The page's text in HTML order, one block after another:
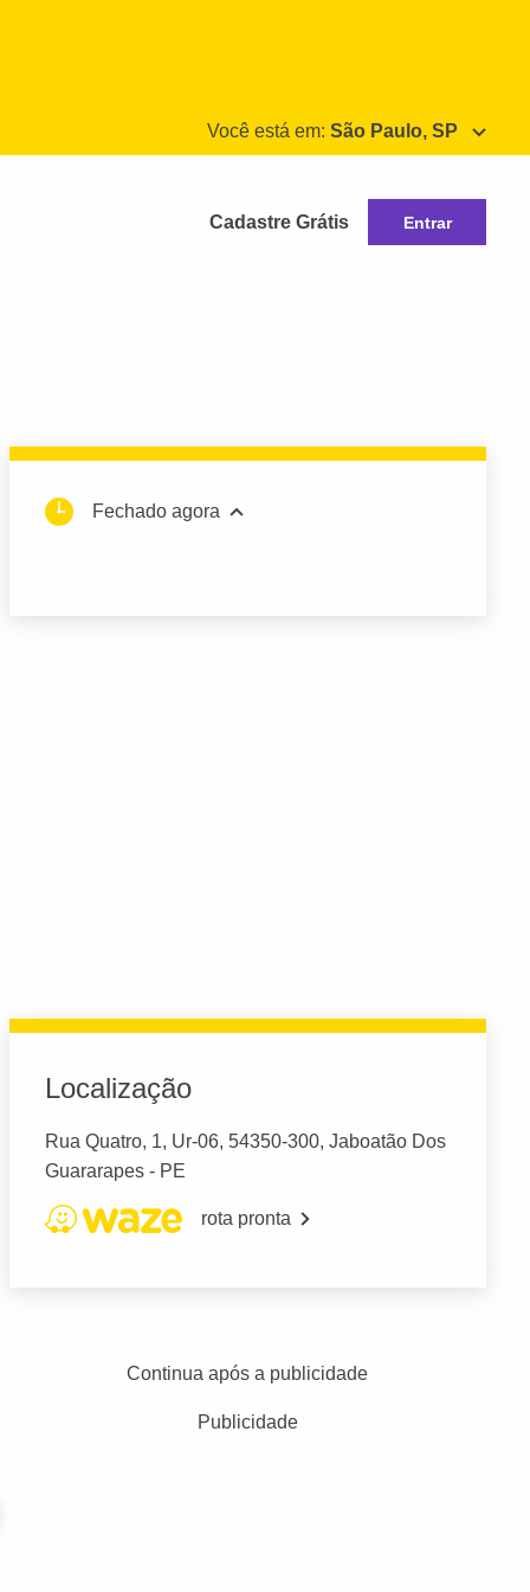
Você está em: São Paulo, SP
Cadastre Grátis Entrar
Fechado agora
Localização
Rua Quatro, 1, Ur-06, 54350-300, Jaboatão Dos
Guararapes - PE
rota pronta
Continua após a publicidade
Publicidade